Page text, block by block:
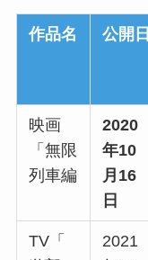
作品名 公開日
映画
「無限
列車編
2020
年10
月16
日
TV「
2021